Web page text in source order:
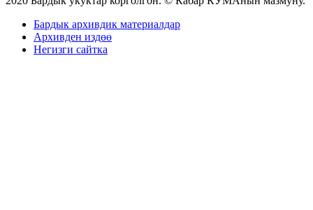
Бардык архивдик материалдар
Архивден издөө
Негизги сайтка